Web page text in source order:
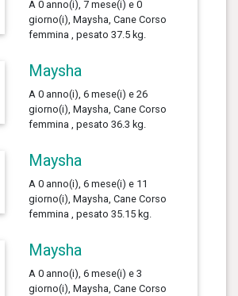
A 0 anno(i), 7 mese(i) e 0
giorno(i), Maysha, Cane Corso
femmina , pesato 37.5 kg.
Maysha
A 0 anno(i), 6 mese(i) e 26
giorno(i), Maysha, Cane Corso
femmina , pesato 36.3 kg.
Maysha
A 0 anno(i), 6 mese(i) e 11
giorno(i), Maysha, Cane Corso
femmina , pesato 35.15 kg.
Maysha
A 0 anno(i), 6 mese(i) e 3
giorno(i), Maysha, Cane Corso